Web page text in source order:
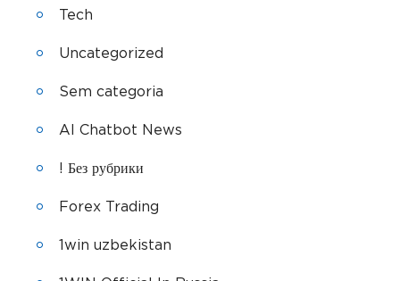
Tech
Uncategorized
Sem categoria
AI Chatbot News
! Без рубрики
Forex Trading
1win uzbekistan